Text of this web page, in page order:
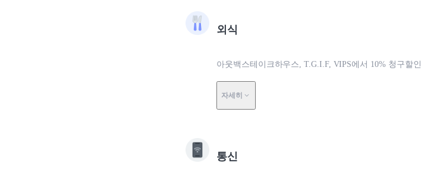
외식
아웃백스테이크하우스, T.G.I.F, VIPS에서 10% 청구할인
자세히
통신